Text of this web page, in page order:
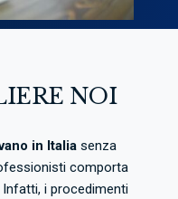
NOI
in Italia senza
comporta
i procedimenti